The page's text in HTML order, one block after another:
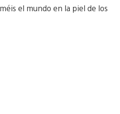
el mundo en la piel de los